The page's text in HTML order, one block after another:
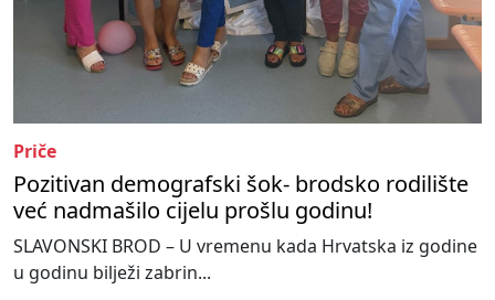
Priče
Pozitivan demografski šok- brodsko rodilište
već nadmašilo cijelu prošlu godinu!
SLAVONSKI BROD – U vremenu kada Hrvatska iz godine
u godinu bilježi zabrin...